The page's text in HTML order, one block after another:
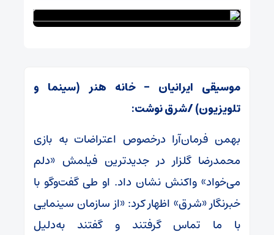
موسیقی ایرانیان – خانه هنر (سینما و
تلویزیون) /شرق نوشت:
بهمن فرمان‌آرا درخصوص اعتراضات به بازی
محمدرضا گلزار در جدیدترین فیلمش «دلم
می‌خواد» واکنش نشان داد. او طی گفت‌وگو با
خبرنگار «شرق» اظهار کرد: «از سازمان سینمایی
با ما تماس گرفتند و گفتند به‌دلیل